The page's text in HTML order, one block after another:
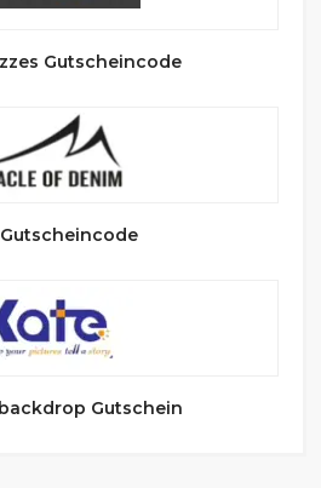
Gutscheincode
Gutscheincode
Gutschein